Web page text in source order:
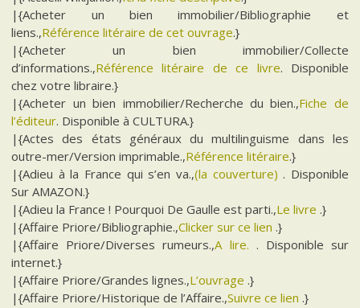
|{Acheter un bien immobilier/Bibliographie et
liens.,Référence litéraire de cet ouvrage.}
|{Acheter un bien immobilier/Collecte
d’informations.,Référence litéraire de ce livre. Disponible
chez votre libraire.}
|{Acheter un bien immobilier/Recherche du bien.,Fiche de
l’éditeur. Disponible à CULTURA.}
|{Actes des états généraux du multilinguisme dans les
outre-mer/Version imprimable.,Référence litéraire.}
|{Adieu à la France qui s’en va.,(la couverture) . Disponible
Sur AMAZON.}
|{Adieu la France ! Pourquoi De Gaulle est parti.,Le livre .}
|{Affaire Priore/Bibliographie.,Clicker sur ce lien .}
|{Affaire Priore/Diverses rumeurs.,A lire. . Disponible sur
internet.}
|{Affaire Priore/Grandes lignes.,L’ouvrage .}
|{Affaire Priore/Historique de l’Affaire.,Suivre ce lien .}